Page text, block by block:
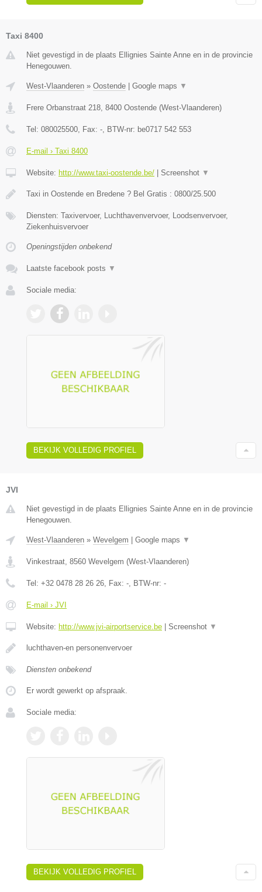
Taxi 8400
Niet gevestigd in de plaats Ellignies Sainte Anne en in de provincie
Henegouwen.
West-Vlaanderen » Oostende Google maps ▼
Frere Orbanstraat 218, 8400 Oostende (West-Vlaanderen)
Tel: 080025500, Fax: -, BTW-nr: be0717 542 553
E-mail › Taxi 8400
Website: http://www.taxi-oostende.be/ Screenshot ▼
Taxi in Oostende en Bredene ? Bel Gratis : 0800/25.500
Diensten: Taxivervoer, Luchthavenvervoer, Loodsenvervoer,
Ziekenhuisvervoer
Openingstijden onbekend
Laatste facebook posts ▼
Sociale media:
BEKIJK VOLLEDIG PROFIEL
JVI
Niet gevestigd in de plaats Ellignies Sainte Anne en in de provincie
Henegouwen.
West-Vlaanderen » Wevelgem | Google maps ▼
Vinkestraat 8560 Wevelgem (West-Vlaanderen)
Tel: +32 0478 28 26 26 , Fax: - , BTW-nr: -
E-mail › JVI
Website: http://www.jvi-airportservice.be | Screenshot ▼
luchthaven-en personenvervoer
Diensten onbekend
Er wordt gewerkt op afspraak.
Sociale media:
BEKIJK VOLLEDIG PROFIEL